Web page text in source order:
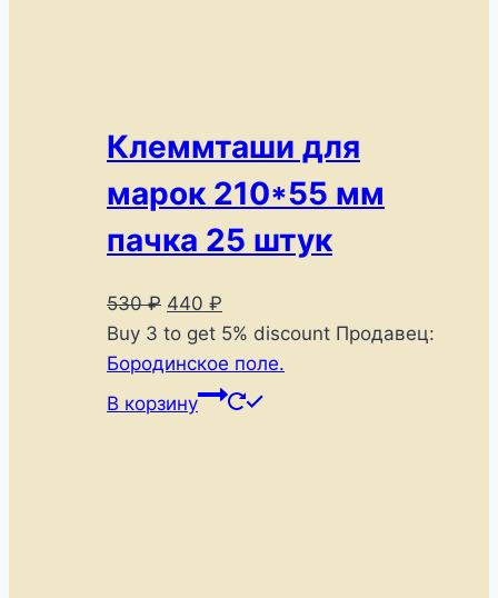
Клеммташи для
марок 210*55 мм
пачка 25 штук
530₽ Первоначальная
цена
составляла
530 ₽.
440 ₽
цена:
440 ₽.
Buy 3 to get 5% discount Продавец:
Бородинское поле.
В корзину